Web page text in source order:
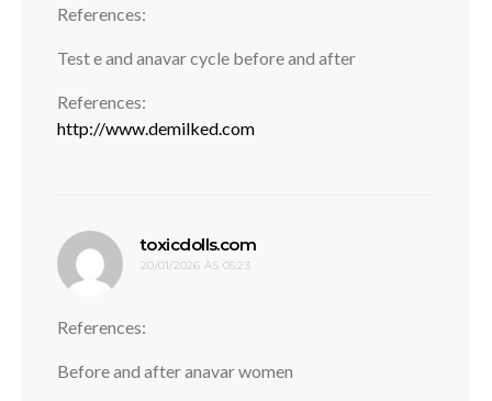
References:
Test e and anavar cycle before and after
References:
http://www.demilked.com
toxicdolls.com
20/01/2026 ÀS 05:23
References:
Before and after anavar women